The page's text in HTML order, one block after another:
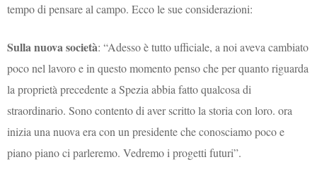
tempo di pensare al campo. Ecco le sue considerazioni:
Sulla nuova società: “Adesso è tutto ufficiale, a noi aveva cambiato
poco nel lavoro e in questo momento penso che per quanto riguarda
la proprietà precedente a Spezia abbia fatto qualcosa di
straordinario. Sono contento di aver scritto la storia con loro. ora
inizia una nuova era con un presidente che conosciamo poco e
piano piano ci parleremo. Vedremo i progetti futuri”.